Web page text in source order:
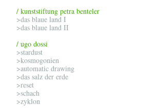
/ kunststiftung petra benteler
>das blaue land I
>das blaue land II
/ ugo dossi
>stardust
>kosmogonien
>automatic drawing
>das salz der erde
>reset
>schach
>zyklon